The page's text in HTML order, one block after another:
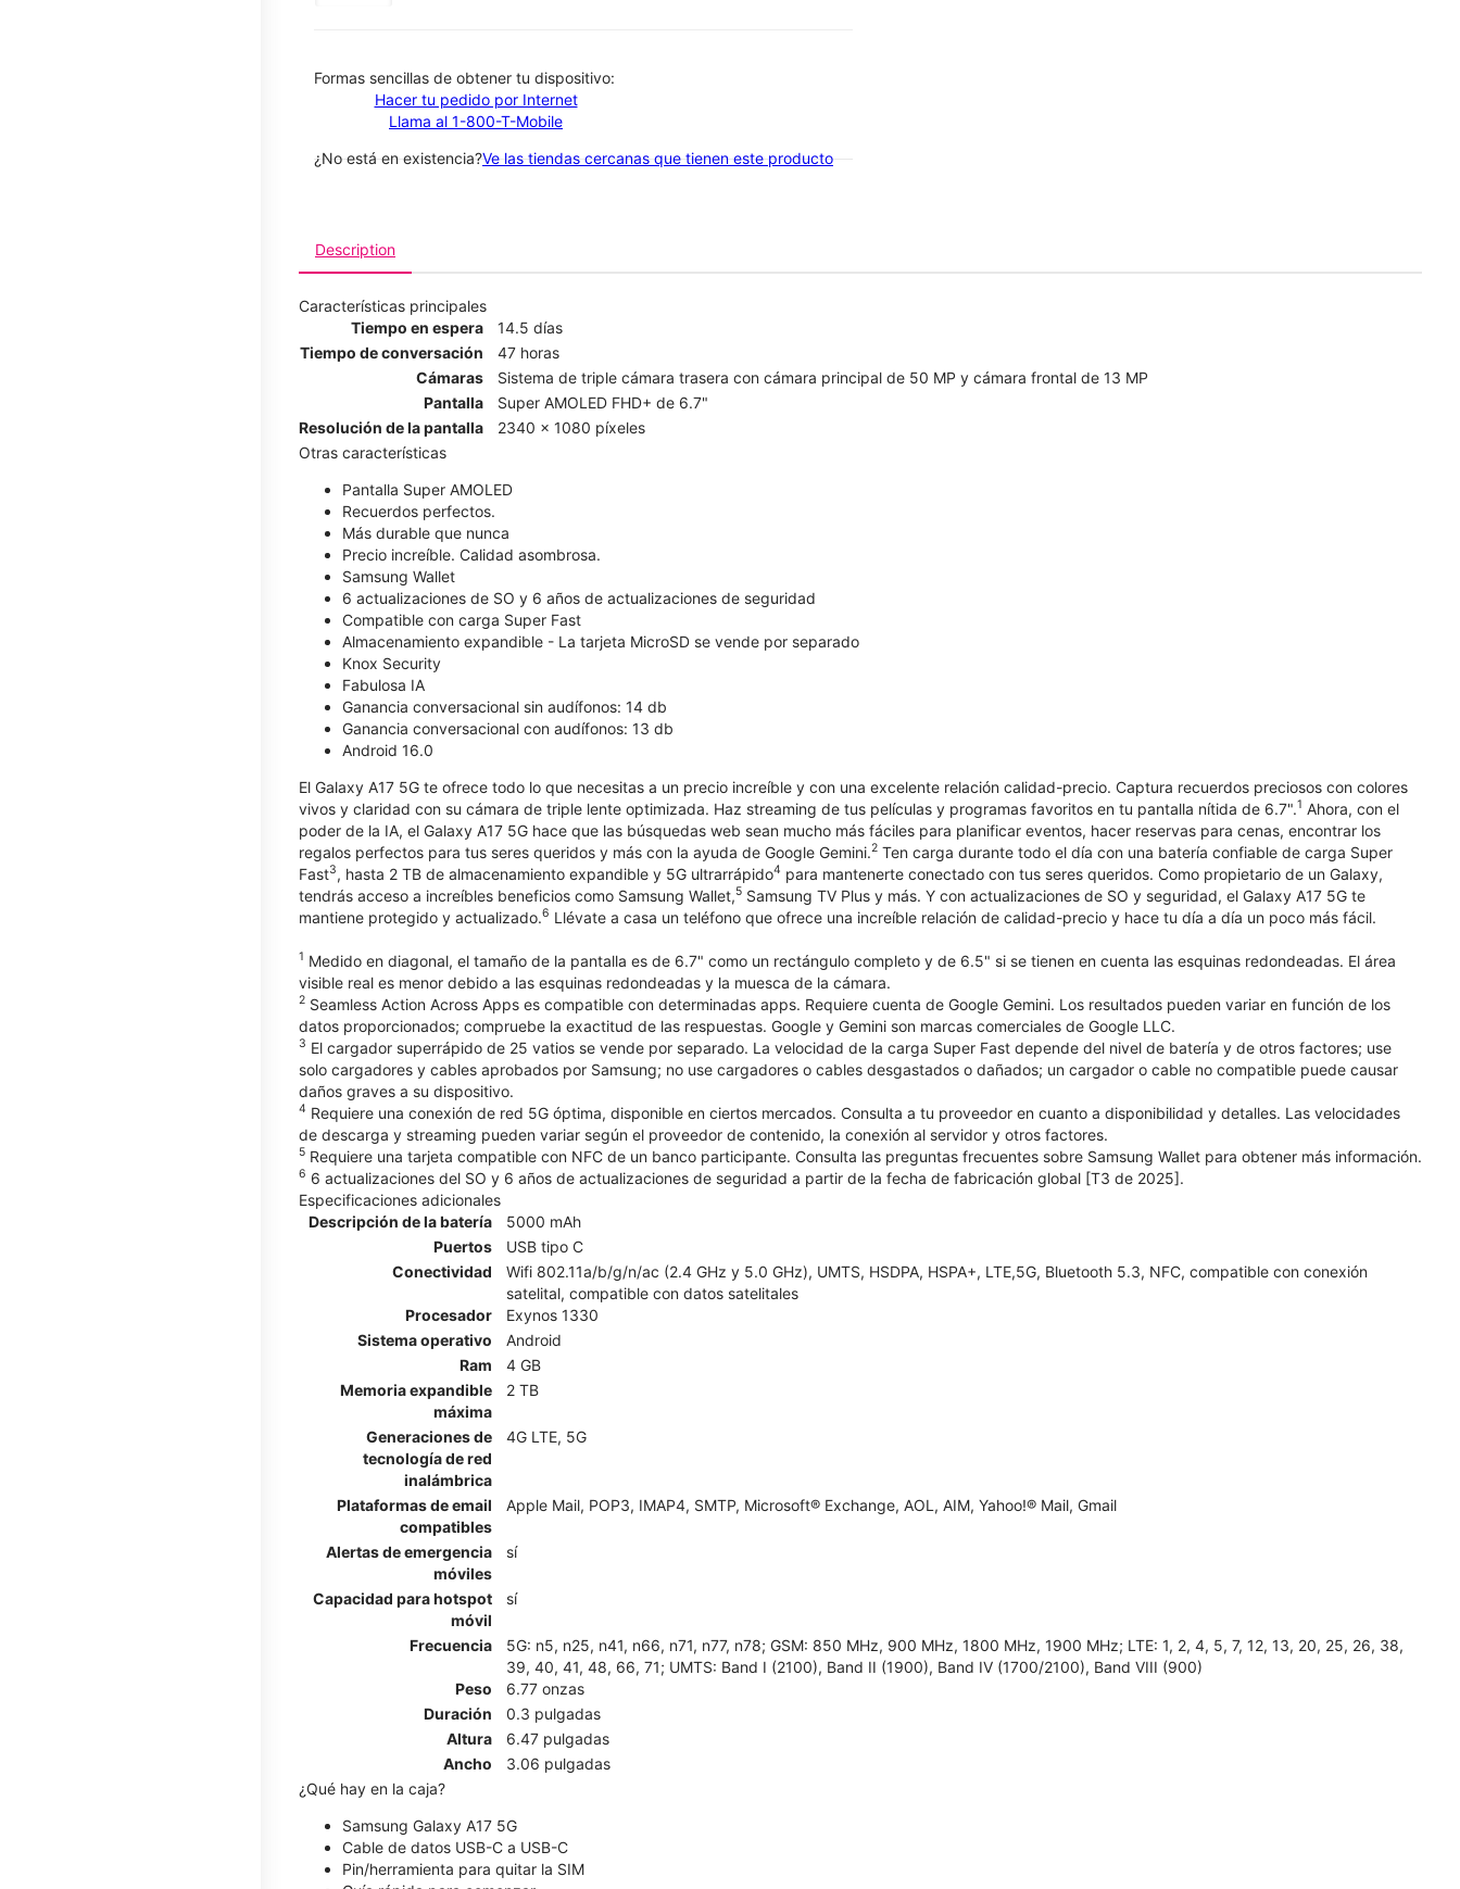
​​​​​​​Formas sencillas de obtener tu dispositivo:
Hacer tu pedido por Internet
Llama al 1-800-T-Mobile
¿No está en existencia?Ve las tiendas cercanas que tienen este producto
Description
Características principales
Tiempo en espera
14.5 días
Tiempo de conversación
47 horas
Cámaras
Sistema de triple cámara trasera con cámara principal de 50 MP y cámara frontal de 13 MP
Pantalla
Super AMOLED FHD+ de 6.7"
Resolución de la pantalla
2340 x 1080 píxeles
Otras características
Pantalla Super AMOLED
Recuerdos perfectos.
Más durable que nunca
Precio increíble. Calidad asombrosa.
Samsung Wallet
6 actualizaciones de SO y 6 años de actualizaciones de seguridad
Compatible con carga Super Fast
Almacenamiento expandible - La tarjeta MicroSD se vende por separado
Knox Security
Fabulosa IA
Ganancia conversacional sin audífonos: 14 db
Ganancia conversacional con audífonos: 13 db
Android 16.0
El Galaxy A17 5G te ofrece todo lo que necesitas a un precio increíble y con una excelente relación calidad-precio. Captura recuerdos preciosos con colores
vivos y claridad con su cámara de triple lente optimizada. Haz streaming de tus películas y programas favoritos en tu pantalla nítida de 6.7".1 Ahora, con el
poder de la IA, el Galaxy A17 5G hace que las búsquedas web sean mucho más fáciles para planificar eventos, hacer reservas para cenas, encontrar los
regalos perfectos para tus seres queridos y más con la ayuda de Google Gemini.2 Ten carga durante todo el día con una batería confiable de carga Super
Fast3, hasta 2 TB de almacenamiento expandible y 5G ultrarrápido4 para mantenerte conectado con tus seres queridos. Como propietario de un Galaxy,
tendrás acceso a increíbles beneficios como Samsung Wallet,5 Samsung TV Plus y más. Y con actualizaciones de SO y seguridad, el Galaxy A17 5G te
mantiene protegido y actualizado.6 Llévate a casa un teléfono que ofrece una increíble relación de calidad-precio y hace tu día a día un poco más fácil.
1 Medido en diagonal, el tamaño de la pantalla es de 6.7" como un rectángulo completo y de 6.5" si se tienen en cuenta las esquinas redondeadas. El área
visible real es menor debido a las esquinas redondeadas y la muesca de la cámara.
2 Seamless Action Across Apps es compatible con determinadas apps. Requiere cuenta de Google Gemini. Los resultados pueden variar en función de los
datos proporcionados; compruebe la exactitud de las respuestas. Google y Gemini son marcas comerciales de Google LLC.
3 El cargador superrápido de 25 vatios se vende por separado. La velocidad de la carga Super Fast depende del nivel de batería y de otros factores; use
solo cargadores y cables aprobados por Samsung; no use cargadores o cables desgastados o dañados; un cargador o cable no compatible puede causar
daños graves a su dispositivo.
4 Requiere una conexión de red 5G óptima, disponible en ciertos mercados. Consulta a tu proveedor en cuanto a disponibilidad y detalles. Las velocidades
de descarga y streaming pueden variar según el proveedor de contenido, la conexión al servidor y otros factores.
5 Requiere una tarjeta compatible con NFC de un banco participante. Consulta las preguntas frecuentes sobre Samsung Wallet para obtener más información.
6 6 actualizaciones del SO y 6 años de actualizaciones de seguridad a partir de la fecha de fabricación global [T3 de 2025].
Especificaciones adicionales
Descripción de la batería
5000 mAh
Puertos
USB tipo C
Conectividad
Wifi 802.11a/b/g/n/ac (2.4 GHz y 5.0 GHz), UMTS, HSDPA, HSPA+, LTE,5G, Bluetooth 5.3, NFC, compatible con conexión
satelital, compatible con datos satelitales
Procesador
Exynos 1330
Sistema operativo
Android
Ram
4 GB
Memoria expandible
máxima
2 TB
Generaciones de
tecnología de red
inalámbrica
4G LTE, 5G
Plataformas de email
compatibles
Apple Mail, POP3, IMAP4, SMTP, Microsoft® Exchange, AOL, AIM, Yahoo!® Mail, Gmail
Alertas de emergencia
móviles
sí
Capacidad para hotspot
móvil
sí
Frecuencia
5G: n5, n25, n41, n66, n71, n77, n78; GSM: 850 MHz, 900 MHz, 1800 MHz, 1900 MHz; LTE: 1, 2, 4, 5, 7, 12, 13, 20, 25, 26, 38,
39, 40, 41, 48, 66, 71; UMTS: Band I (2100), Band II (1900), Band IV (1700/2100), Band VIII (900)
Peso
6.77 onzas
Duración
0.3 pulgadas
Altura
6.47 pulgadas
Ancho
3.06 pulgadas
¿Qué hay en la caja?
Samsung Galaxy A17 5G
Cable de datos USB-C a USB-C
Pin/herramienta para quitar la SIM